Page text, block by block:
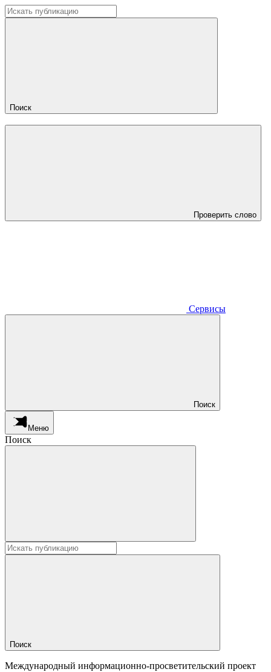
Поиск
Проверить слово
Сервисы
Поиск
Меню
Поиск
Поиск
Международный информационно-просветительский проект